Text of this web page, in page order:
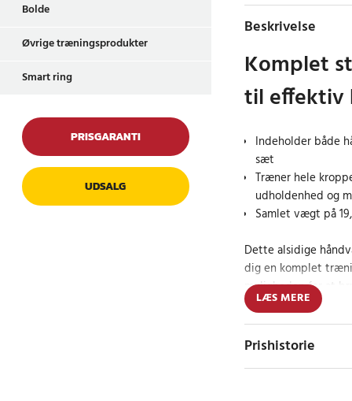
Bolde
Øvrige træningsprodukter
Smart ring
PRISGARANTI
UDSALG
Beskrivelse
Komplet
til effektiv
Indeholder både
sæt
Træner hele
udholdenhed og
Samlet vægt på
Dette alsidige
dig en komplet
muligheden for at
håndvægte og
udføre en lang
muskelgrupper - fra
LÆS MERE
Prishistorie